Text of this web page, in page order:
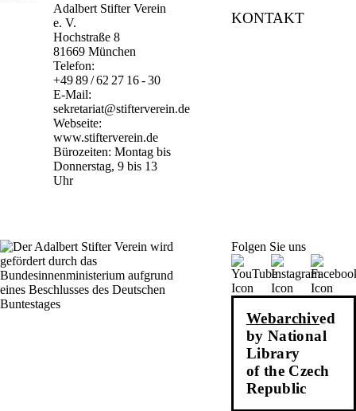
Adalbert Stifter Verein
e. V.
Hochstraße 8
81669 München
Telefon:
+49 89 / 62 27 16 - 30
E-Mail:
sekretariat@stifterverein.de
Webseite:
www.stifterverein.de
Bürozeiten: Montag bis
Donnerstag, 9 bis 13
Uhr
KONTAKT
Folgen Sie uns
Webarchived
by National
Library
of the Czech
Republic